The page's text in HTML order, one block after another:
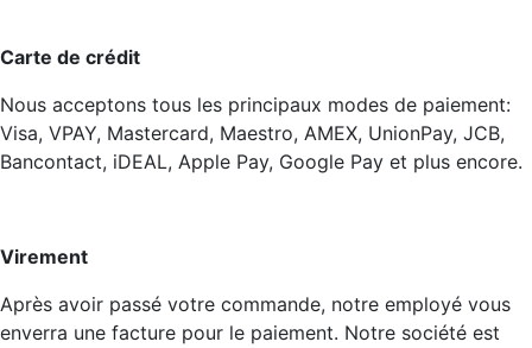
Carte de crédit
Nous acceptons tous les principaux modes de paiement:
Visa, VPAY, Mastercard, Maestro, AMEX, UnionPay, JCB,
Bancontact, iDEAL, Apple Pay, Google Pay et plus encore.
Virement
Après avoir passé votre commande, notre employé vous
enverra une facture pour le paiement. Notre société est